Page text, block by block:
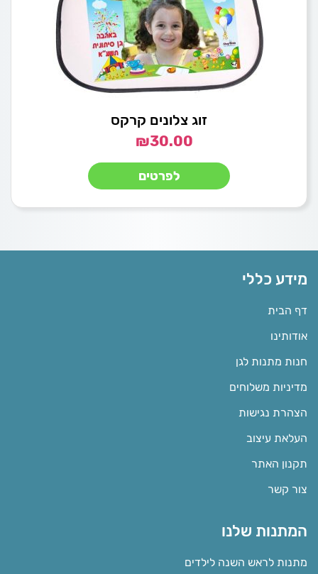
זוג צלונים קרקס
₪30.00
לפרטים
מידע כללי
דף הבית
אודותינו
חנות מתנות לגן
מדיניות משלוחים
הצהרת נגישות
העלאת עיצוב
תקנון האתר
צור קשר
המתנות שלנו
מתנות לראש השנה לילדים